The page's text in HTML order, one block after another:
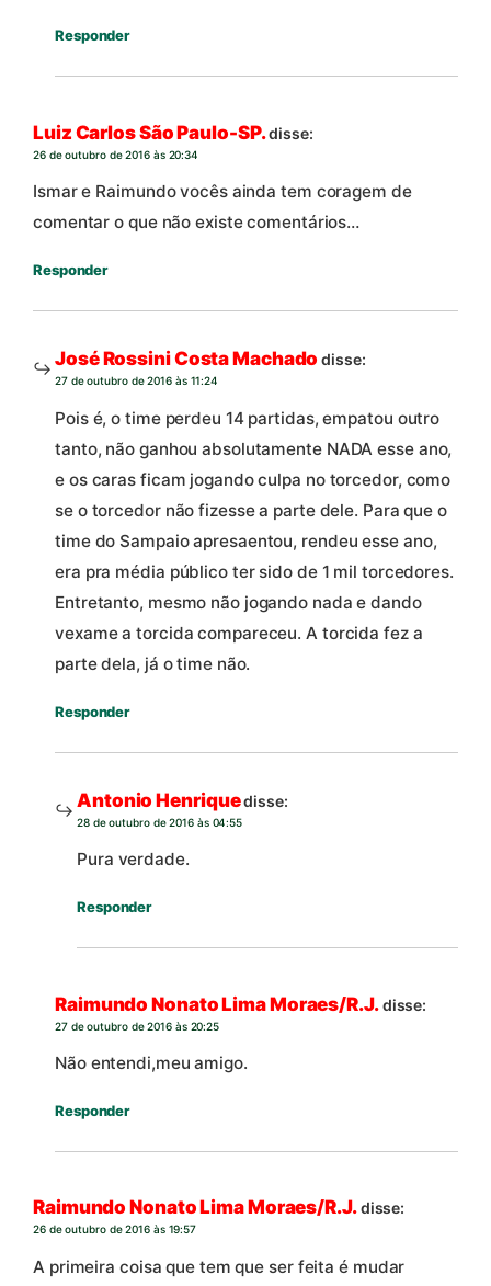
Responder
Luiz Carlos São Paulo-SP.disse:
26 de outubro de 2016 às 20:34
Ismar e Raimundo vocês ainda tem coragem de
comentar o que não existe comentários…
Responder
José Rossini Costa Machado disse:
27 de outubro de 2016 às 11:24
Pois é, o time perdeu 14 partidas, empatou outro
tanto, não ganhou absolutamente NADA esse ano,
e os caras ficam jogando culpa no torcedor, como
se o torcedor não fizesse a parte dele. Para que o
time do Sampaio apresaentou, rendeu esse ano,
era pra média público ter sido de 1 mil torcedores.
Entretanto, mesmo não jogando nada e dando
vexame a torcida compareceu. A torcida fez a
parte dela, já o time não.
Responder
Antonio Henriquedisse:
28 de outubro de 2016 às 04:55
Pura verdade.
Responder
Raimundo Nonato Lima Moraes/R.J.disse:
27 de outubro de 2016 às 20:25
Não entendi,meu amigo.
Responder
Raimundo Nonato Lima Moraes/R.J.disse:
26 de outubro de 2016 às 19:57
A primeira coisa que tem que ser feita é mudar